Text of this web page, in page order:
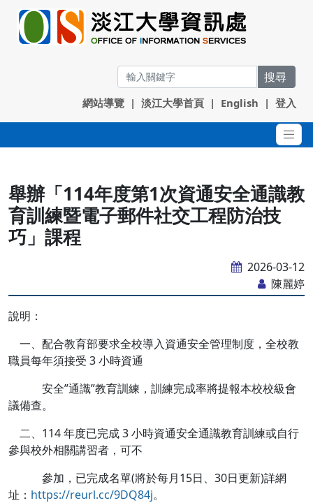
搜尋
網站導覽 | 淡江大學首頁 | English | 登入
舉辦「114年度第1次資通安全通識教
育訓練暨電子郵件社交工程防治技
巧」課程
2026-03-12
陳麗婷
說明：
一、配合教育部要求全校導入資通安全管理制度，全校教
職員每年須接受 3 小時資通
安全”通識”教育訓練，訓練完成率將提報本校校級會
議備查。
二、114 年度已完成 3 小時資通安全通識教育訓練或自行
參與校外相關講習者，可不
參加，已完成名單(將於每月15日、30日更新)詳網
址： https://reurl.cc/9DQ84j。